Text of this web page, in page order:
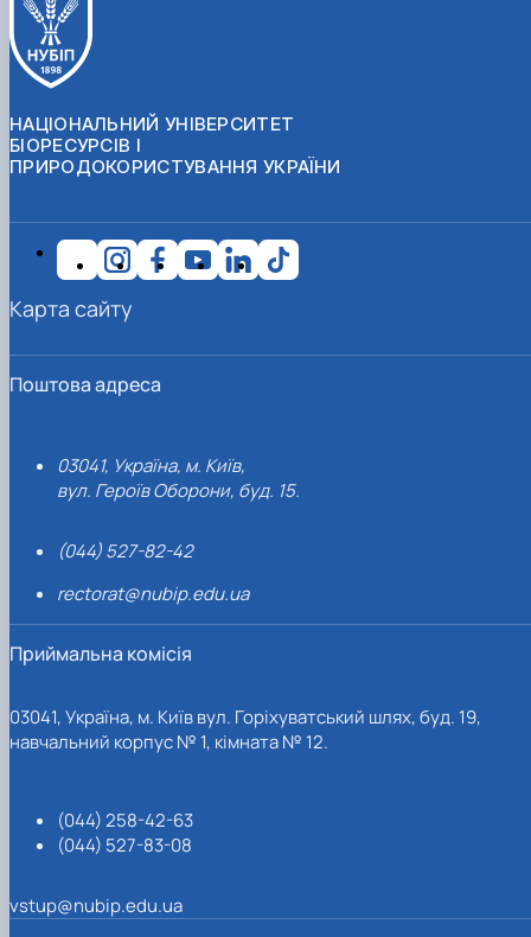
НАЦІОНАЛЬНИЙ УНІВЕРСИТЕТ
БІОРЕСУРСІВ І
ПРИРОДОКОРИСТУВАННЯ УКРАЇНИ
Поштова адреса
03041, Україна, м. Київ,
вул. Героїв Оборони, буд. 15.
(044) 527-82-42
rectorat@nubip.edu.ua
Приймальна комісія
03041, Україна, м. Київ вул. Горіхуватський шлях, буд. 19,
навчальний корпус № 1, кімната № 12.
(044) 258-42-63
(044) 527-83-08
vstup@nubip.edu.ua
Карта сайту